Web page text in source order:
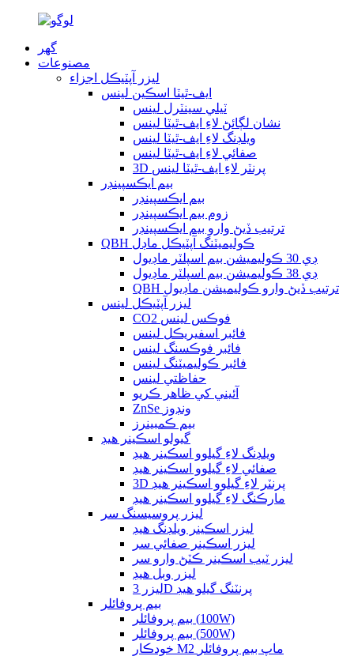
گھر
مصنوعات
ليزر آپٽيڪل اجزاء
ايف-ٿيٽا اسڪين لينس
ٽيلي سينٽرل لينس
نشان لڳائڻ لاءِ ايف-ٿيٽا لينس
ويلڊنگ لاءِ ايف-ٿيٽا لينس
صفائي لاءِ ايف-ٿيٽا لينس
3D پرنٽر لاءِ ايف-ٿيٽا لينس
بيم ايڪسپينڊر
بيم ايڪسپينڊر
زوم بيم ايڪسپينڊر
ترتيب ڏيڻ وارو بيم ايڪسپينڊر
QBH ڪوليميٽنگ آپٽيڪل ماڊل
ڊي 30 ڪوليميشن بيم اسپلٽر ماڊيول
ڊي 38 ڪوليميشن بيم اسپلٽر ماڊيول
QBH ترتيب ڏيڻ وارو ڪوليميشن ماڊيول
ليزر آپٽيڪل لينس
CO2 فوڪس لينس
فائبر اسفيريڪل لينس
فائبر فوڪسنگ لينس
فائبر ڪوليميٽنگ لينس
حفاظتي لينس
آئيني کي ظاهر ڪريو
ZnSe ونڊوز
بيم ڪمبينرز
گيولو اسڪينر هيڊ
ويلڊنگ لاءِ گيلوو اسڪينر هيڊ
صفائي لاءِ گيلوو اسڪينر هيڊ
3D پرنٽر لاءِ گيلوو اسڪينر هيڊ
مارڪنگ لاءِ گيلوو اسڪينر هيڊ
ليزر پروسيسنگ سر
ليزر اسڪينر ويلڊنگ هيڊ
ليزر اسڪينر صفائي سر
ليزر ٽيب اسڪينر ڪٽڻ وارو سر
ليزر وبل هيڊ
ليزر 3D پرنٽنگ گيلو هيڊ
بيم پروفائلر
بيم پروفائلر (100W)
بيم پروفائلر (500W)
خودڪار M2 ماپ بيم پروفائلر